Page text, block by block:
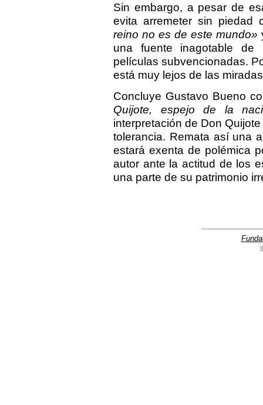
Sin embargo, a pesar de
evita arremeter sin piedad
reino no es de este mundo»
una fuente inagotable
películas subvencionadas.
está muy lejos de las
Concluye Gustavo Bueno
Quijote, espejo de la
interpretación de Don
tolerancia. Remata así una
estará exenta de polémica
autor ante la actitud de los
una parte de su patrimonio